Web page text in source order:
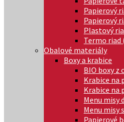
Papierový
Papierový
Plastový
Termo riad
Obalové materiály
Boxy a krabice
BIO boxy z
Krabice na
Krabice na
Menu misy
Menu misy
Papierové